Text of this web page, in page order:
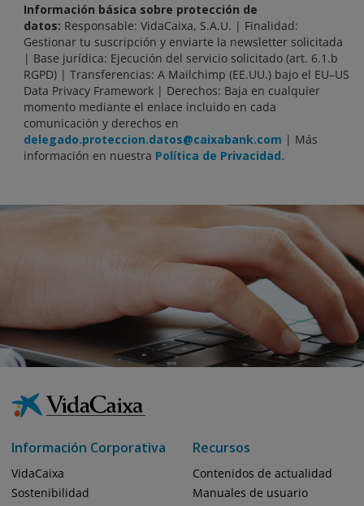
Información básica sobre protección de
datos: Responsable: VidaCaixa, S.A.U. | Finalidad:
Gestionar tu suscripción y enviarte la newsletter solicitada
| Base jurídica: Ejecución del servicio solicitado (art. 6.1.b
RGPD) | Transferencias: A Mailchimp (EE.UU.) bajo el EU–US
Data Privacy Framework | Derechos: Baja en cualquier
momento mediante el enlace incluido en cada
comunicación y derechos en
delegado.proteccion.datos@caixabank.com | Más
información en nuestra Política de Privacidad.
Información Corporativa
VidaCaixa
Sostenibilidad
Recursos
Contenidos de actualidad
Manuales de usuario